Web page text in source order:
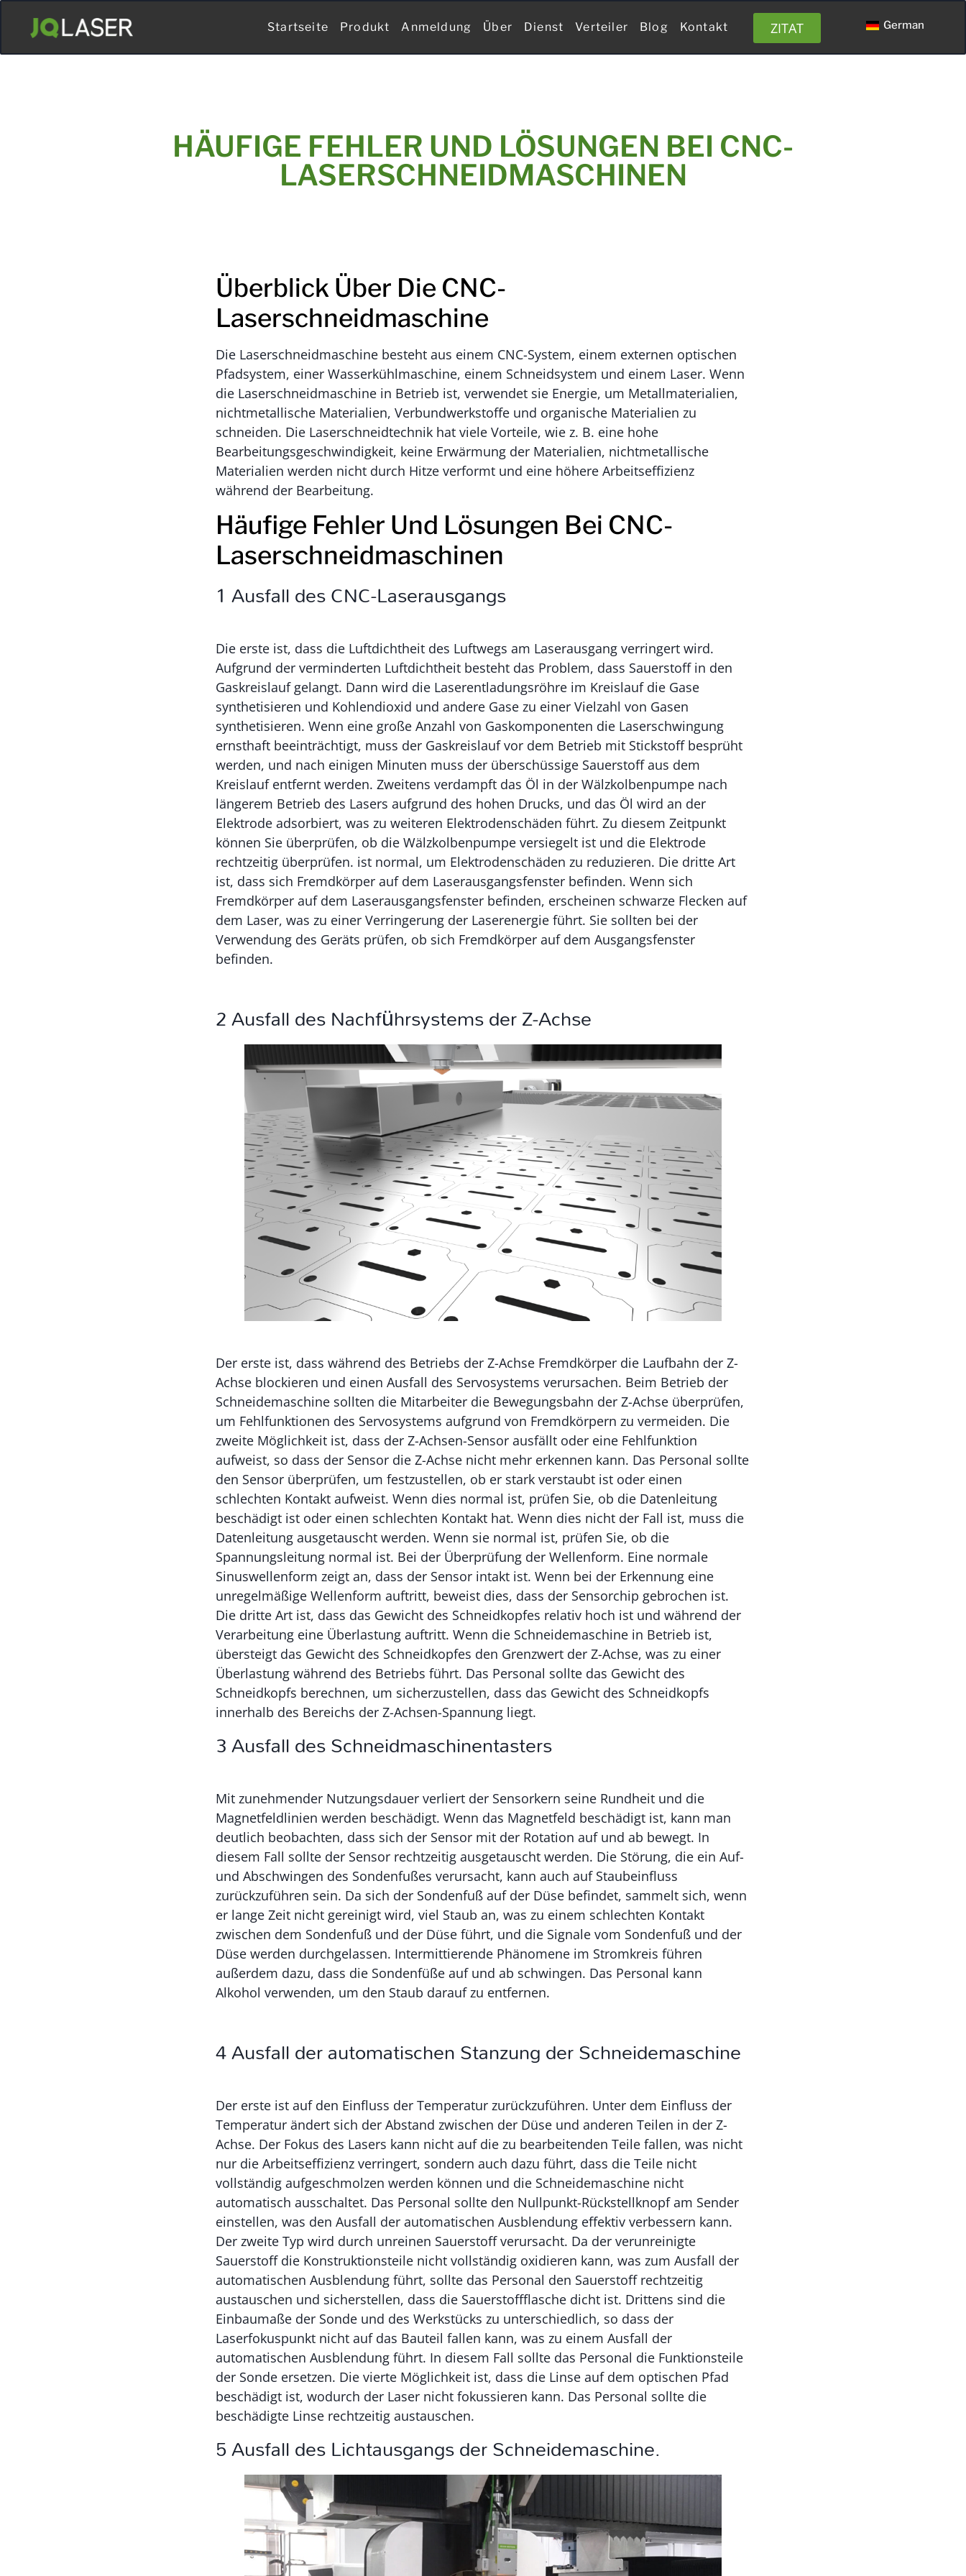
Startseite Produkt Anmeldung Über Dienst Verteiler Blog Kontakt ZITAT German
HÄUFIGE FEHLER UND LÖSUNGEN BEI CNC-
LASERSCHNEIDMASCHINEN
Überblick Über Die CNC-
Laserschneidmaschine
Die Laserschneidmaschine besteht aus einem CNC-System, einem externen optischen
Pfadsystem, einer Wasserkühlmaschine, einem Schneidsystem und einem Laser. Wenn
die Laserschneidmaschine in Betrieb ist, verwendet sie Energie, um Metallmaterialien,
nichtmetallische Materialien, Verbundwerkstoffe und organische Materialien zu
schneiden. Die Laserschneidtechnik hat viele Vorteile, wie z. B. eine hohe
Bearbeitungsgeschwindigkeit, keine Erwärmung der Materialien, nichtmetallische
Materialien werden nicht durch Hitze verformt und eine höhere Arbeitseffizienz
während der Bearbeitung.
Häufige Fehler Und Lösungen Bei CNC-
Laserschneidmaschinen
1 Ausfall des CNC-Laserausgangs
Die erste ist, dass die Luftdichtheit des Luftwegs am Laserausgang verringert wird.
Aufgrund der verminderten Luftdichtheit besteht das Problem, dass Sauerstoff in den
Gaskreislauf gelangt. Dann wird die Laserentladungsröhre im Kreislauf die Gase
synthetisieren und Kohlendioxid und andere Gase zu einer Vielzahl von Gasen
synthetisieren. Wenn eine große Anzahl von Gaskomponenten die Laserschwingung
ernsthaft beeinträchtigt, muss der Gaskreislauf vor dem Betrieb mit Stickstoff besprüht
werden, und nach einigen Minuten muss der überschüssige Sauerstoff aus dem
Kreislauf entfernt werden. Zweitens verdampft das Öl in der Wälzkolbenpumpe nach
längerem Betrieb des Lasers aufgrund des hohen Drucks, und das Öl wird an der
Elektrode adsorbiert, was zu weiteren Elektrodenschäden führt. Zu diesem Zeitpunkt
können Sie überprüfen, ob die Wälzkolbenpumpe versiegelt ist und die Elektrode
rechtzeitig überprüfen. ist normal, um Elektrodenschäden zu reduzieren. Die dritte Art
ist, dass sich Fremdkörper auf dem Laserausgangsfenster befinden. Wenn sich
Fremdkörper auf dem Laserausgangsfenster befinden, erscheinen schwarze Flecken auf
dem Laser, was zu einer Verringerung der Laserenergie führt. Sie sollten bei der
Verwendung des Geräts prüfen, ob sich Fremdkörper auf dem Ausgangsfenster
befinden.
2 Ausfall des Nachführsystems der Z-Achse
Der erste ist, dass während des Betriebs der Z-Achse Fremdkörper die Laufbahn der Z-
Achse blockieren und einen Ausfall des Servosystems verursachen. Beim Betrieb der
Schneidemaschine sollten die Mitarbeiter die Bewegungsbahn der Z-Achse überprüfen,
um Fehlfunktionen des Servosystems aufgrund von Fremdkörpern zu vermeiden. Die
zweite Möglichkeit ist, dass der Z-Achsen-Sensor ausfällt oder eine Fehlfunktion
aufweist, so dass der Sensor die Z-Achse nicht mehr erkennen kann. Das Personal sollte
den Sensor überprüfen, um festzustellen, ob er stark verstaubt ist oder einen
schlechten Kontakt aufweist. Wenn dies normal ist, prüfen Sie, ob die Datenleitung
beschädigt ist oder einen schlechten Kontakt hat. Wenn dies nicht der Fall ist, muss die
Datenleitung ausgetauscht werden. Wenn sie normal ist, prüfen Sie, ob die
Spannungsleitung normal ist. Bei der Überprüfung der Wellenform. Eine normale
Sinuswellenform zeigt an, dass der Sensor intakt ist. Wenn bei der Erkennung eine
unregelmäßige Wellenform auftritt, beweist dies, dass der Sensorchip gebrochen ist.
Die dritte Art ist, dass das Gewicht des Schneidkopfes relativ hoch ist und während der
Verarbeitung eine Überlastung auftritt. Wenn die Schneidemaschine in Betrieb ist,
übersteigt das Gewicht des Schneidkopfes den Grenzwert der Z-Achse, was zu einer
Überlastung während des Betriebs führt. Das Personal sollte das Gewicht des
Schneidkopfs berechnen, um sicherzustellen, dass das Gewicht des Schneidkopfs
innerhalb des Bereichs der Z-Achsen-Spannung liegt.
3 Ausfall des Schneidmaschinentasters
Mit zunehmender Nutzungsdauer verliert der Sensorkern seine Rundheit und die
Magnetfeldlinien werden beschädigt. Wenn das Magnetfeld beschädigt ist, kann man
deutlich beobachten, dass sich der Sensor mit der Rotation auf und ab bewegt. In
diesem Fall sollte der Sensor rechtzeitig ausgetauscht werden. Die Störung, die ein Auf-
und Abschwingen des Sondenfußes verursacht, kann auch auf Staubeinfluss
zurückzuführen sein. Da sich der Sondenfuß auf der Düse befindet, sammelt sich, wenn
er lange Zeit nicht gereinigt wird, viel Staub an, was zu einem schlechten Kontakt
zwischen dem Sondenfuß und der Düse führt, und die Signale vom Sondenfuß und der
Düse werden durchgelassen. Intermittierende Phänomene im Stromkreis führen
außerdem dazu, dass die Sondenfüße auf und ab schwingen. Das Personal kann
Alkohol verwenden, um den Staub darauf zu entfernen.
4 Ausfall der automatischen Stanzung der Schneidemaschine
Der erste ist auf den Einfluss der Temperatur zurückzuführen. Unter dem Einfluss der
Temperatur ändert sich der Abstand zwischen der Düse und anderen Teilen in der Z-
Achse. Der Fokus des Lasers kann nicht auf die zu bearbeitenden Teile fallen, was nicht
nur die Arbeitseffizienz verringert, sondern auch dazu führt, dass die Teile nicht
vollständig aufgeschmolzen werden können und die Schneidemaschine nicht
automatisch ausschaltet. Das Personal sollte den Nullpunkt-Rückstellknopf am Sender
einstellen, was den Ausfall der automatischen Ausblendung effektiv verbessern kann.
Der zweite Typ wird durch unreinen Sauerstoff verursacht. Da der verunreinigte
Sauerstoff die Konstruktionsteile nicht vollständig oxidieren kann, was zum Ausfall der
automatischen Ausblendung führt, sollte das Personal den Sauerstoff rechtzeitig
austauschen und sicherstellen, dass die Sauerstoffflasche dicht ist. Drittens sind die
Einbaumaße der Sonde und des Werkstücks zu unterschiedlich, so dass der
Laserfokuspunkt nicht auf das Bauteil fallen kann, was zu einem Ausfall der
automatischen Ausblendung führt. In diesem Fall sollte das Personal die Funktionsteile
der Sonde ersetzen. Die vierte Möglichkeit ist, dass die Linse auf dem optischen Pfad
beschädigt ist, wodurch der Laser nicht fokussieren kann. Das Personal sollte die
beschädigte Linse rechtzeitig austauschen.
5 Ausfall des Lichtausgangs der Schneidemaschine.